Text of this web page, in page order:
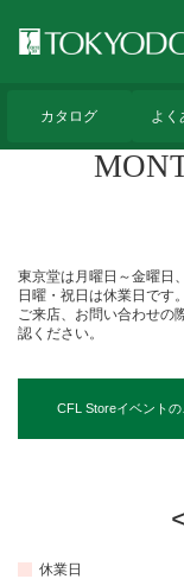
カタログ よく
東京堂は月曜日～金曜日
日曜・祝日は休業日です。
ご来店、お問い合わせの
認ください。
CFL Storeイベント
休業日